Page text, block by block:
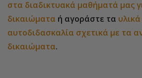
στα διαδικτυακά μαθήματά μας
δικαιώματα ή αγοράστε τα
αυτοδιδασκαλία σχετικά με τα
δικαιώματα.